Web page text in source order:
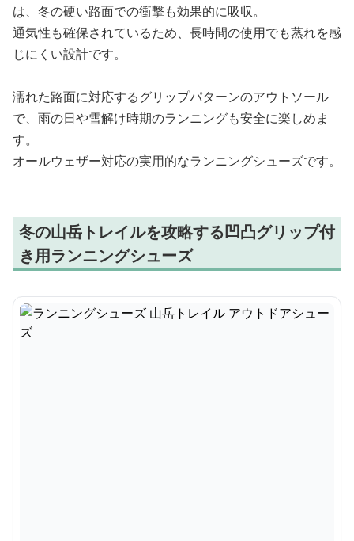
は、冬の硬い路面での衝撃も効果的に吸収。
通気性も確保されているため、長時間の使用でも蒸れを感
じにくい設計です。
濡れた路面に対応するグリップパターンのアウトソール
で、雨の日や雪解け時期のランニングも安全に楽しめま
す。
オールウェザー対応の実用的なランニングシューズです。
冬の山岳トレイルを攻略する凹凸グリップ付
き用ランニングシューズ